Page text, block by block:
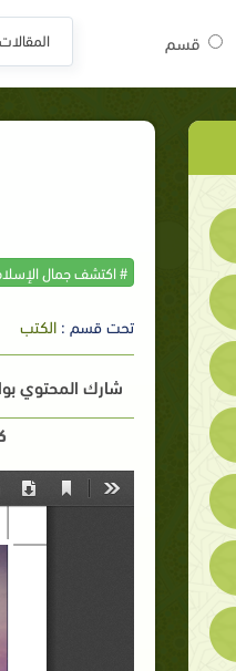
قسم المقالات
# اكتشف جمال
تحت قسم :الكتب
شارك المحتوي